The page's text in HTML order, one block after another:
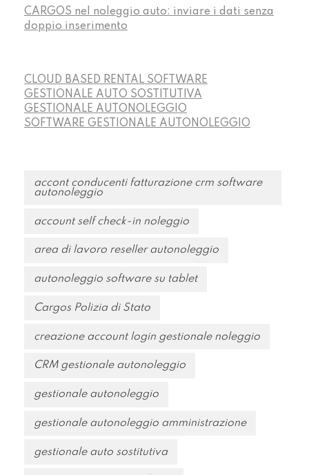
CARGOS nel noleggio auto: inviare i dati senza
doppio inserimento
CLOUD BASED RENTAL SOFTWARE
GESTIONALE AUTO SOSTITUTIVA
GESTIONALE AUTONOLEGGIO
SOFTWARE GESTIONALE AUTONOLEGGIO
accont conducenti fatturazione crm software
autonoleggio
account self check-in noleggio
area di lavoro reseller autonoleggio
autonoleggio software su tablet
Cargos Polizia di Stato
creazione account login gestionale noleggio
CRM gestionale autonoleggio
gestionale autonoleggio
gestionale autonoleggio amministrazione
gestionale auto sostitutiva